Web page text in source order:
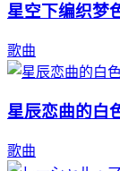
星空下编织梦
歌曲
星辰恋曲的白
歌曲